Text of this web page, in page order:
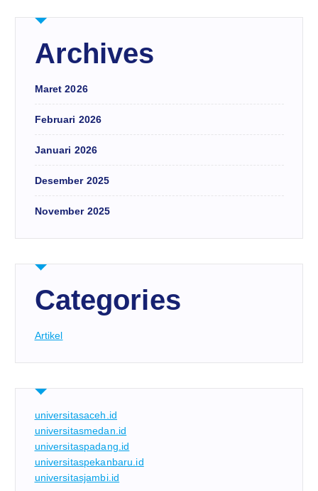
Archives
Maret 2026
Februari 2026
Januari 2026
Desember 2025
November 2025
Categories
Artikel
universitasaceh.id
universitasmedan.id
universitaspadang.id
universitaspekanbaru.id
universitasjambi.id